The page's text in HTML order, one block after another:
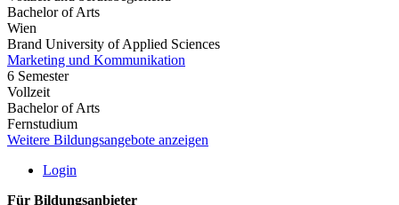
Bachelor of Arts
Wien
Brand University of Applied Sciences
Marketing und Kommunikation
6 Semester
Vollzeit
Bachelor of Arts
Fernstudium
Weitere Bildungsangebote anzeigen
Login
Für Bildungsanbieter